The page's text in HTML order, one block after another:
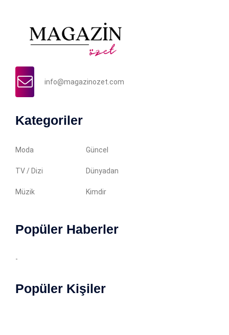
info@magazinozet.com
Kategoriler
Moda Güncel
TV / Dizi Dünyadan
Müzik Kimdir
Popüler Haberler
-
Popüler Kişiler